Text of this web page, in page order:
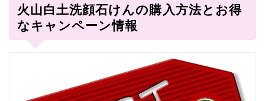
火山白土洗顔石けんの購入方法とお得
なキャンペーン情報